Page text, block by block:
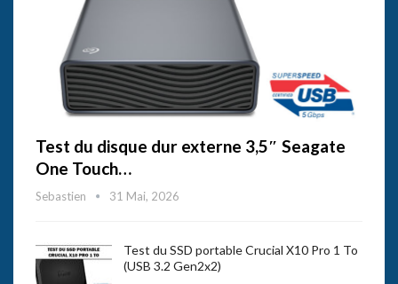
Test du disque dur externe 3,5″ Seagate
One Touch…
Sebastien 31 Mai, 2026
Test du SSD portable Crucial X10 Pro 1 To
(USB 3.2 Gen2x2)